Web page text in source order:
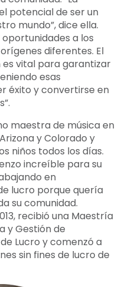
potencial de ser un
mundo”, dice ella.
a los
diferentes. El
vital para garantizar
esas
éxito y convertirse en
maestra de música en
y Colorado y
niños todos los días.
increíble para su
en
lucro porque quería
su comunidad.
recibió una Maestría
y Gestión de
Lucro y comenzó a
sin fines de lucro de